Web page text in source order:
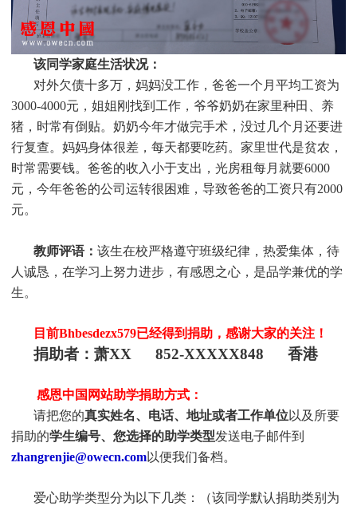
该同学家庭生活状况：
对外欠债十多万，妈妈没工作，爸爸一个月平均工资为
3000-4000元，姐姐刚找到工作，爷爷奶奶在家里种田、养
猪，时常有倒贴。奶奶今年才做完手术，没过几个月还要进
行复查。妈妈身体很差，每天都要吃药。家里世代是贫农，
时常需要钱。爸爸的收入小于支出，光房租每月就要6000
元，今年爸爸的公司运转很困难，导致爸爸的工资只有2000
元。
教师评语： 该生在校严格遵守班级纪律，热爱集体，待
人诚恳，在学习上努力进步，有感恩之心，是品学兼优的学
生。
目前Bhbesdezx579已经得到捐助，感谢大家的关注！
捐助者：萧XX 852-XXXXX848 香港
感恩中国网站助学捐助方式：
请把您的真实姓名、电话、地址或者工作单位以及所要
捐助的学生编号、您选择的助学类型发送电子邮件到
zhangrenjie@owecn.com以便我们备档。
爱心助学类型分为以下几类：（该同学默认捐助类别为